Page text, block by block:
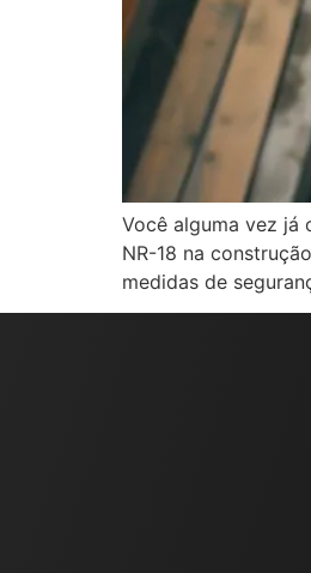
Você alguma vez já
NR-18 na
medidas de